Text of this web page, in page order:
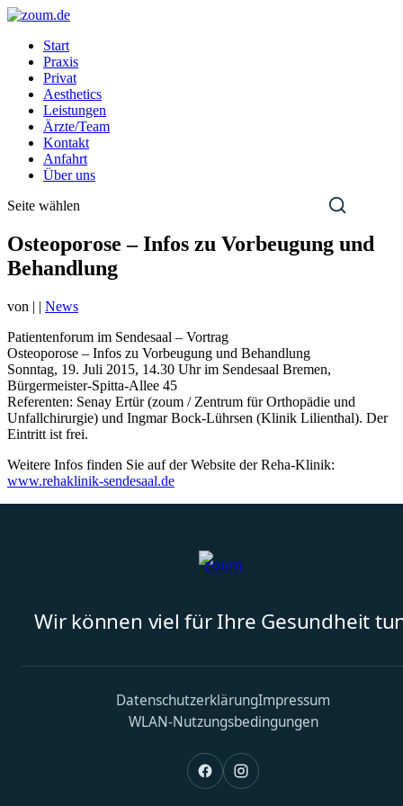
Start
Praxis
Privat
Aesthetics
Leistungen
Ärzte/Team
Kontakt
Anfahrt
Über uns
Seite wählen
Osteoporose – Infos zu Vorbeugung und
Behandlung
von | | News
Patientenforum im Sendesaal – Vortrag
Osteoporose – Infos zu Vorbeugung und Behandlung
Sonntag, 19. Juli 2015, 14.30 Uhr im Sendesaal Bremen,
Bürgermeister-Spitta-Allee 45
Referenten: Senay Ertür (zoum / Zentrum für Orthopädie und
Unfallchirurgie) und Ingmar Bock-Lührsen (Klinik Lilienthal). Der
Eintritt ist frei.
Weitere Infos finden Sie auf der Website der Reha-Klinik:
www.rehaklinik-sendesaal.de
Wir können viel für Ihre Gesundheit
DatenschutzerklärungImpressum
WLAN-Nutzungsbedingungen